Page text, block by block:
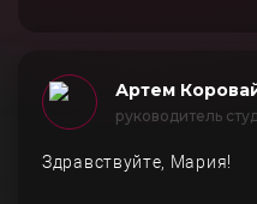
Артем
руководитель
Здравствуйте, Мария!